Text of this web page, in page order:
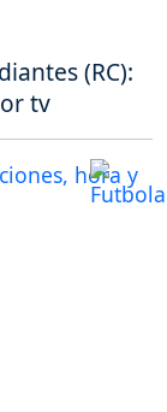
(RC):
tv